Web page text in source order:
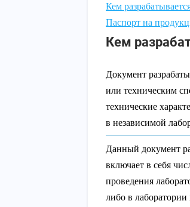
Кем
Паспорт на
Кем
Документ
или техническим
технические
в независимой
Данный документ
включает в себя
проведения
либо в